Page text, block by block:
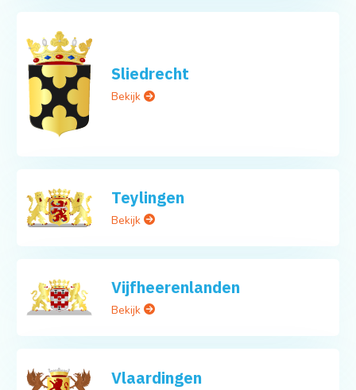
Sliedrecht
Bekijk
Teylingen
Bekijk
Vijfheerenlanden
Bekijk
Vlaardingen